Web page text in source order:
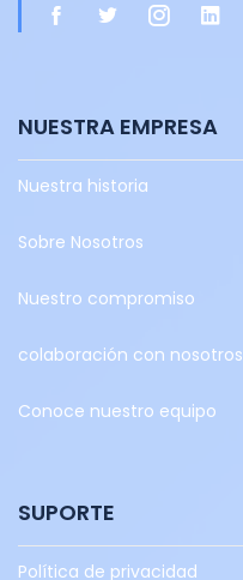
NUESTRA EMPRESA
Nuestra historia
Sobre Nosotros
Nuestro compromiso
colaboración con nosotros
Conoce nuestro equipo
SUPORTE
Política de privacidad